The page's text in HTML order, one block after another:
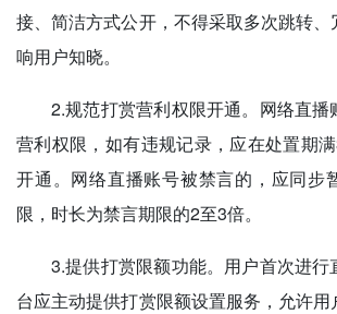
接、简洁方式公开，不得采取多次跳转
响用户知晓。
2.规范打赏营利权限开通。网络直播
营利权限，如有违规记录，应在处置期
开通。网络直播账号被禁言的，应同步
限，时长为禁言期限的2至3倍。
3.提供打赏限额功能。用户首次进
台应主动提供打赏限额设置服务，允许用